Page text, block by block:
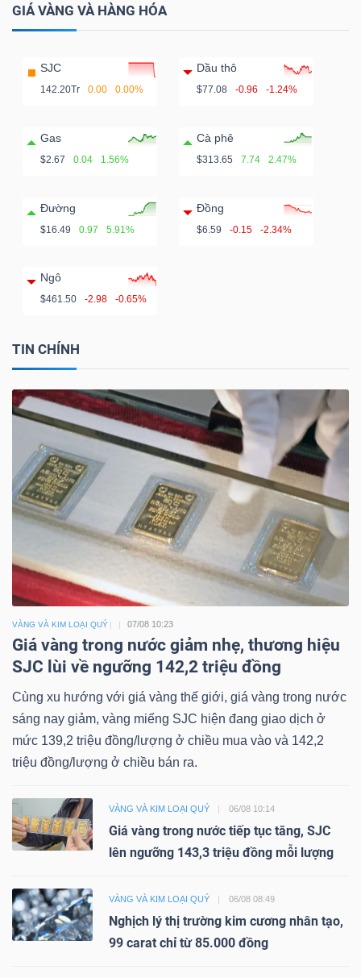
GIÁ VÀNG VÀ HÀNG HÓA
SJC
142.20Tr 0.00 0.00%
Dầu thô
$77.08 -0.96 -1.24%
Gas
$2.67 0.04 1.56%
Cà phê
$313.65 7.74 2.47%
Đường
$16.49 0.97 5.91%
Đồng
$6.59 -0.15 -2.34%
Ngô
$461.50 -2.98 -0.65%
TIN CHÍNH
VÀNG VÀ KIM LOẠI QUÝ 07/08 10:23
Giá vàng trong nước giảm nhẹ, thương hiệu
SJC lùi về ngưỡng 142,2 triệu đồng
Cùng xu hướng với giá vàng thế giới, giá vàng trong nước
sáng nay giảm, vàng miếng SJC hiện đang giao dịch ở
mức 139,2 triệu đồng/lượng ở chiều mua vào và 142,2
triệu đồng/lượng ở chiều bán ra.
VÀNG VÀ KIM LOẠI QUÝ 06/08 10:14
Giá vàng trong nước tiếp tục tăng, SJC
lên ngưỡng 143,3 triệu đồng mỗi lượng
VÀNG VÀ KIM LOẠI QUÝ 06/08 08:49
Nghịch lý thị trường kim cương nhân tạo,
99 carat chỉ từ 85.000 đồng